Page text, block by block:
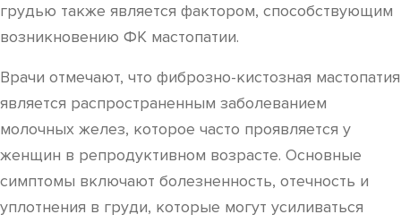
грудью также является фактором, способствующим
возникновению ФК мастопатии.
Врачи отмечают, что фиброзно-кистозная мастопатия
является распространенным заболеванием
молочных желез, которое часто проявляется у
женщин в репродуктивном возрасте. Основные
симптомы включают болезненность, отечность и
уплотнения в груди, которые могут усиливаться